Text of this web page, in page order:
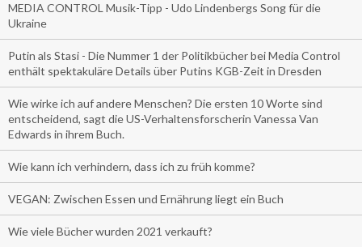
MEDIA CONTROL Musik-Tipp - Udo Lindenbergs Song für die
Ukraine
Putin als Stasi - Die Nummer 1 der Politikbücher bei Media Control
enthält spektakuläre Details über Putins KGB-Zeit in Dresden
Wie wirke ich auf andere Menschen? Die ersten 10 Worte sind
entscheidend, sagt die US-Verhaltensforscherin Vanessa Van
Edwards in ihrem Buch.
Wie kann ich verhindern, dass ich zu früh komme?
VEGAN: Zwischen Essen und Ernährung liegt ein Buch
Wie viele Bücher wurden 2021 verkauft?